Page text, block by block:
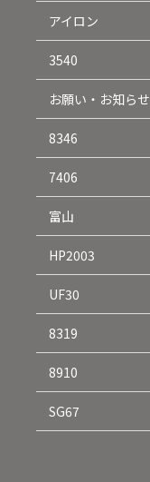
アイロン
3540
お願い・お知らせ
8346
7406
富山
HP2003
UF30
8319
8910
SG67